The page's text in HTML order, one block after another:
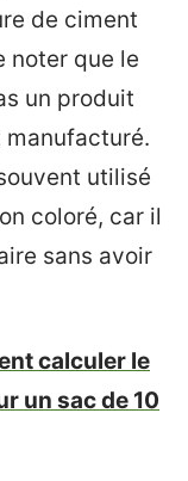
de ciment
noter que le
un produit
utilisé
coloré, car il
sans avoir
calculer le
un sac de 10